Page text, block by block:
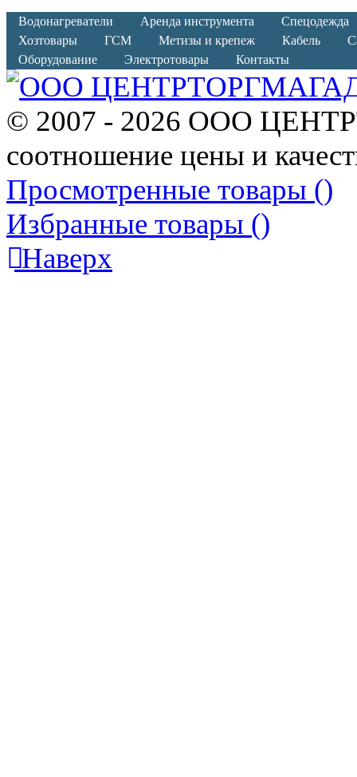
Водонагреватели Аренда инструмента
Спецодежда
Хозтовары
ГСМ Метизы и крепеж Кабель
Оборудование
Электротовары Контакты
© 2007 - 2026 ООО
соотношение цены и
Просмотренные товары ()
Избранные товары ()
Наверх